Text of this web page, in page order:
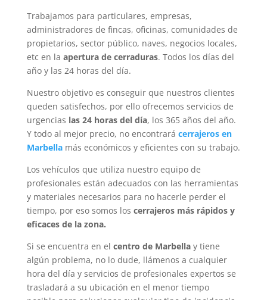
Trabajamos para particulares, empresas,
administradores de fincas, oficinas, comunidades de
propietarios, sector público, naves, negocios locales,
etc en la apertura de cerraduras. Todos los días del
año y las 24 horas del día.
Nuestro objetivo es conseguir que nuestros clientes
queden satisfechos, por ello ofrecemos servicios de
urgencias las 24 horas del día, los 365 años del año.
Y todo al mejor precio, no encontrará cerrajeros en
Marbellamás económicos y eficientes con su trabajo.
Los vehículos que utiliza nuestro equipo de
profesionales están adecuados con las herramientas
y materiales necesarios para no hacerle perder el
tiempo, por eso somos los cerrajeros más rápidos y
eficaces de la zona.
Si se encuentra en el centro de Marbellay tiene
algún problema, no lo dude, llámenos a cualquier
hora del día y servicios de profesionales expertos se
trasladará a su ubicación en el menor tiempo